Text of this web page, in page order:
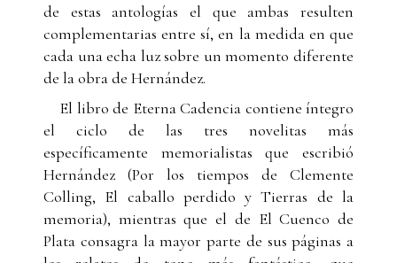
de estas antologías el que ambas resulten
complementarias entre sí, en la medida en que
cada una echa luz sobre un momento diferente
de la obra de Hernández.
El libro de Eterna Cadencia contiene íntegro
el ciclo de las tres novelitas más
específicamente memorialistas que escribió
Hernández (Por los tiempos de Clemente
Colling, El caballo perdido y Tierras de la
memoria), mientras que el de El Cuenco de
Plata consagra la mayor parte de sus páginas a